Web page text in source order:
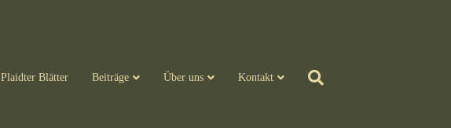
Plaidter Blätter Beiträge Über uns Kontakt